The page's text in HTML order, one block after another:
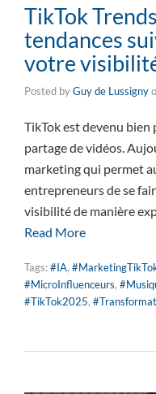
TikTok
tendances
votre
Posted byGuy de Lussigny
TikTok est devenu bien
partage de vidéos.
marketing qui permet
entrepreneurs de se
visibilité de manière
Read More
Tags:#IA,
#MicroInfluenceurs,
#TikTok2025,